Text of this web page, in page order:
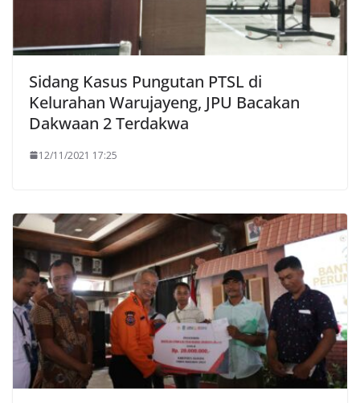
Sidang Kasus Pungutan PTSL di
Kelurahan Warujayeng, JPU Bacakan
Dakwaan 2 Terdakwa
12/11/2021 17:25